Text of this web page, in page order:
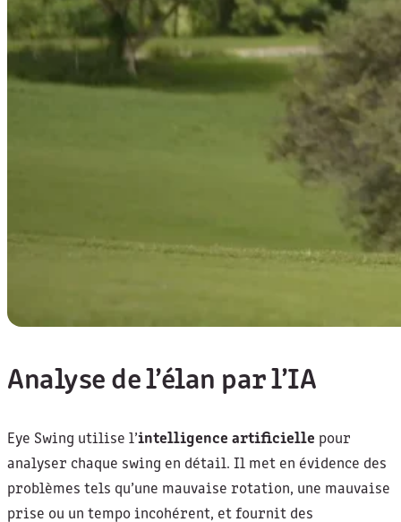
Analyse de l’élan par l’IA
Eye Swing utilise l’intelligence artificielle pour
analyser chaque swing en détail. Il met en évidence des
problèmes tels qu’une mauvaise rotation, une mauvaise
prise ou un tempo incohérent, et fournit des